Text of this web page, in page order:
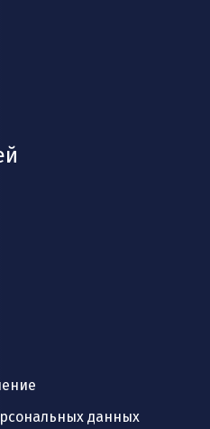
данных